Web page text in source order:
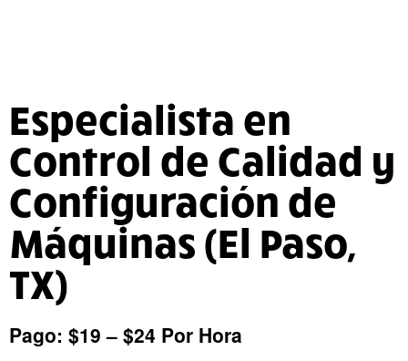
Especialista en
Control de Calidad y
Configuración de
Máquinas (El Paso,
TX)
Pago: $19 – $24 Por Hora